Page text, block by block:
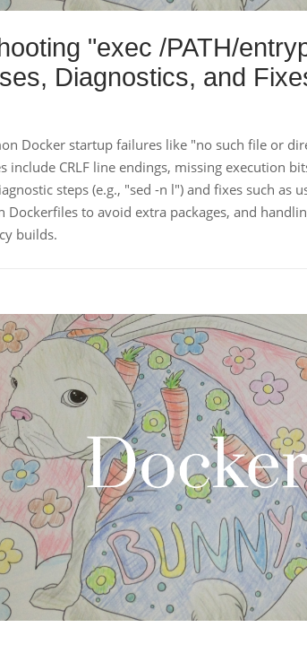
"exec /PATH/
Diagnostics, and
Docker startup failures like "no such file or
include CRLF line endings, missing execution
steps (e.g., "sed -n l") and fixes such as
to avoid extra packages, and
builds.